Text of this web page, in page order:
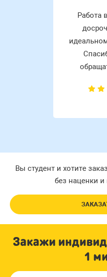
Работа
Вы студент и хотите
без наценки
Закажи
1